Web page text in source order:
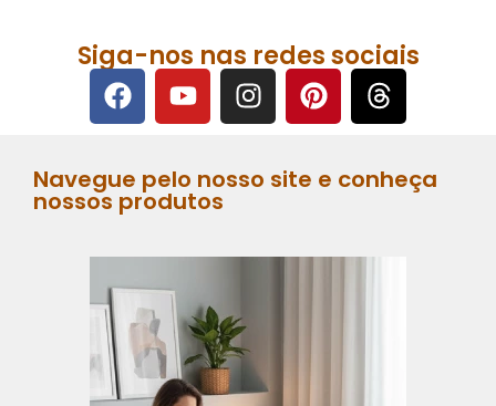
Siga-nos nas redes sociais
Navegue pelo nosso site e conheça
nossos produtos